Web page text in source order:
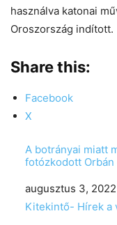
használva katonai
Oroszország indított.
Share this:
Facebook
X
A botrányai miatt
fotózkodott Orbán
Date
augusztus 3, 2022
In relation to
Kitekintő- Hírek a